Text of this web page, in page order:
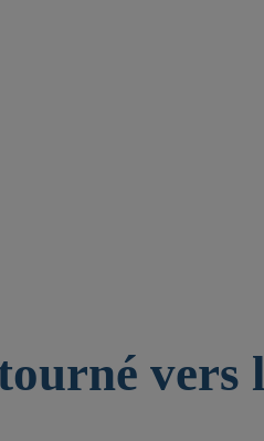
vers